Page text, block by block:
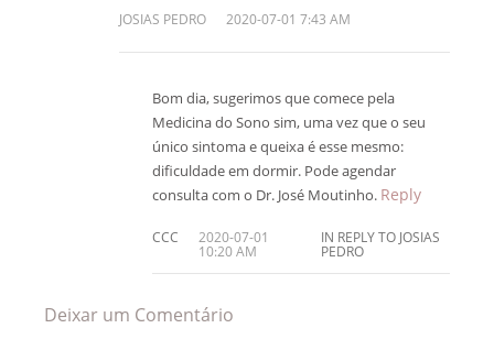
JOSIAS PEDRO 2020-07-01 7:43 AM
Bom dia, sugerimos que comece pela
Medicina do Sono sim, uma vez que o seu
único sintoma e queixa é esse mesmo:
dificuldade em dormir. Pode agendar
consulta com o Dr. José Moutinho. Reply
CCC 2020-07-01
10:20 AM
IN REPLY TO JOSIAS
PEDRO
Deixar um Comentário